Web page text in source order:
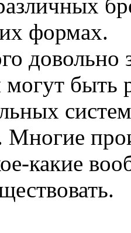
формах.
довольно
быть
Многие
какие